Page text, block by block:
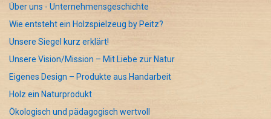
Über uns - Unternehmensgeschichte
Wie entsteht ein Holzspielzeug by Peitz?
Unsere Siegel kurz erklärt!
Unsere Vision/Mission – Mit Liebe zur Natur
Eigenes Design – Produkte aus Handarbeit
Holz ein Naturprodukt
Ökologisch und pädagogisch wertvoll